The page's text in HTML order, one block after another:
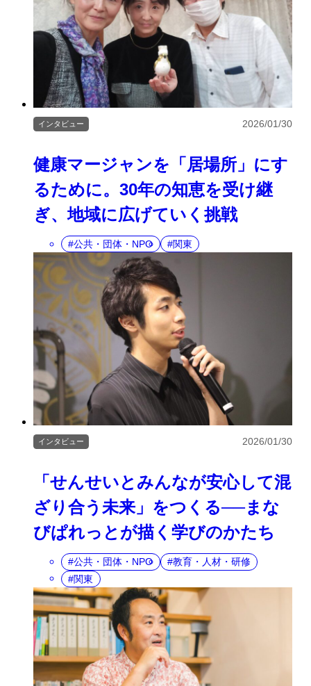
健康マージャンを「居場所」にす
るために。30年の知恵を受け継
ぎ、地域に広げていく挑戦
インタビュー 2026/01/30
公共・団体・NPO 関東
「せんせいとみんなが安心して混
ざり合う未来」をつくる──まな
びぱれっとが描く学びのかたち
インタビュー 2026/01/30
公共・団体・NPO
教育・人材・研修
関東